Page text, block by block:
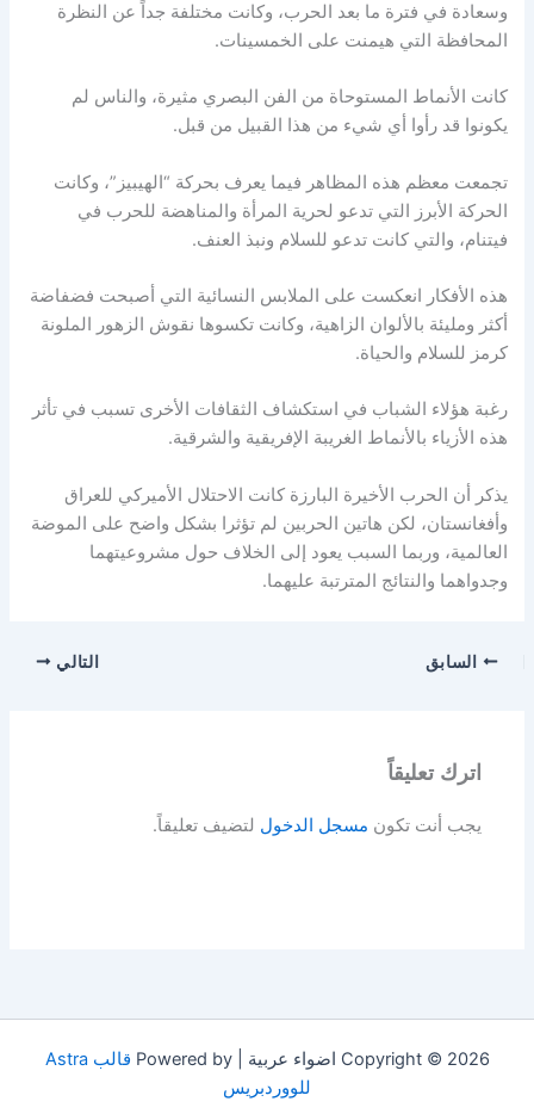
وسعادة في فترة ما بعد الحرب، وكانت مختلفة جداً عن النظرة
المحافظة التي هيمنت على الخمسينات.
كانت الأنماط المستوحاة من الفن البصري مثيرة، والناس لم
يكونوا قد رأوا أي شيء من هذا القبيل من قبل.
تجمعت معظم هذه المظاهر فيما يعرف بحركة “الهيبيز”، وكانت
الحركة الأبرز التي تدعو لحرية المرأة والمناهضة للحرب في
فيتنام، والتي كانت تدعو للسلام ونبذ العنف.
هذه الأفكار انعكست على الملابس النسائية التي أصبحت فضفاضة
أكثر ومليئة بالألوان الزاهية، وكانت تكسوها نقوش الزهور الملونة
كرمز للسلام والحياة.
رغبة هؤلاء الشباب في استكشاف الثقافات الأخرى تسبب في تأثر
هذه الأزياء بالأنماط الغريبة الإفريقية والشرقية.
يذكر أن الحرب الأخيرة البارزة كانت الاحتلال الأميركي للعراق
وأفغانستان، لكن هاتين الحربين لم تؤثرا بشكل واضح على الموضة
العالمية، وربما السبب يعود إلى الخلاف حول مشروعيتهما
وجدواهما والنتائج المترتبة عليهما.
السابق التالي
اترك تعليقاً
يجب أنت تكون مسجل الدخول لتضيف تعليقاً.
Copyright © 2026 اضواء عربية | Powered by
قالب Astra
للووردبريس